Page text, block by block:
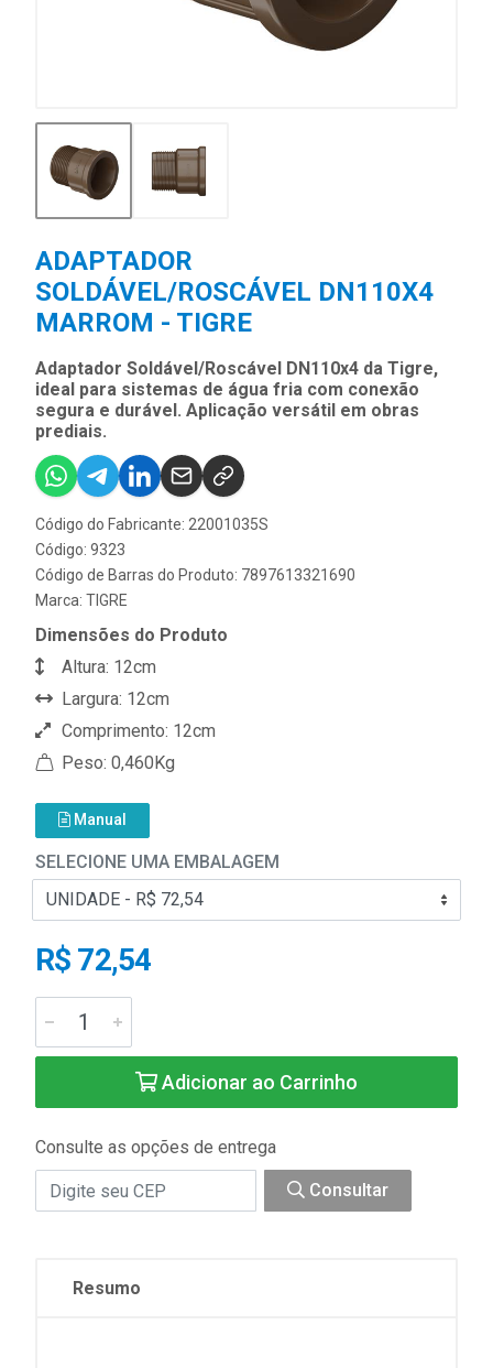
ADAPTADOR
SOLDÁVEL/ROSCÁVEL DN110X4
MARROM - TIGRE
Adaptador Soldável/Roscável DN110x4 da Tigre,
ideal para sistemas de água fria com conexão
segura e durável. Aplicação versátil em obras
prediais.
Código do Fabricante: 22001035S
Código: 9323
Código de Barras do Produto: 7897613321690
Marca: TIGRE
Dimensões do Produto
Altura: 12cm
Largura: 12cm
Comprimento: 12cm
Peso: 0,460Kg
Manual
SELECIONE UMA EMBALAGEM
R$ 72,54
Adicionar ao Carrinho
Consulte as opções de entrega
Consultar
Resumo